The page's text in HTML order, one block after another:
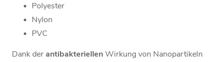
Polyester
Nylon
PVC
Dank derantibakteriellenWirkung von Nanopartikeln